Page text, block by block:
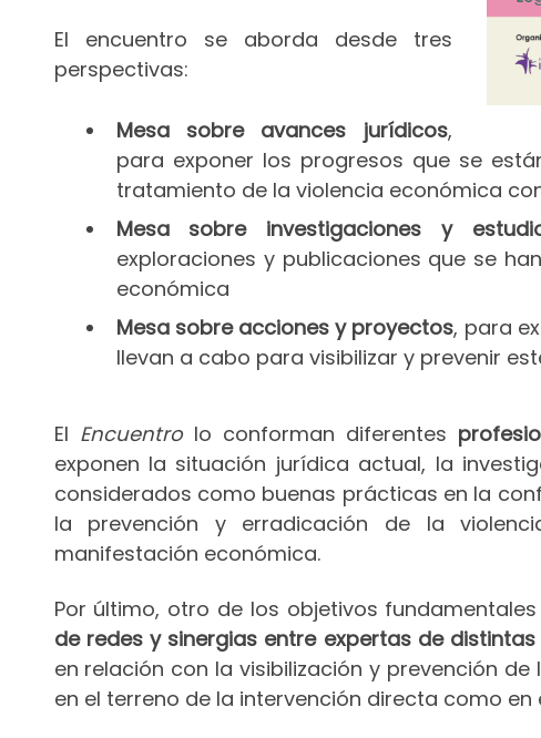
El encuentro se aborda desde tres
perspectivas:
Mesa sobre avances jurídicos,
para exponer los progresos que se
tratamiento de la violencia económica
Mesa sobre investigaciones y
exploraciones y publicaciones que se
económica
Mesa sobre acciones y proyectos, para
llevan a cabo para visibilizar y prevenir
El Encuentrolo conforman diferentes
exponen la situación jurídica actual, la
considerados como buenas prácticas en la
la prevención y erradicación de la
manifestación económica.
Por último, otro de los objetivos
de redes y sinergias entre expertas de
en relación con la visibilización y prevención
en el terreno de la intervención directa como